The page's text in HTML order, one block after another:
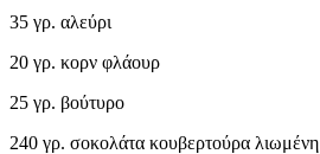
35 γρ. αλεύρι
20 γρ. κορν φλάουρ
25 γρ. βούτυρο
240 γρ. σοκολάτα κουβερτούρα λιωμένη